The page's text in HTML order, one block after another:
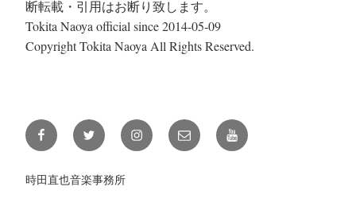
断転載・引用はお断り致します。
Tokita Naoya official since 2014-05-09
Copyright Tokita Naoya All Rights Reserved.
Facebook Twitter Instagramメ
ー
YouTube
時田直也音楽事務所